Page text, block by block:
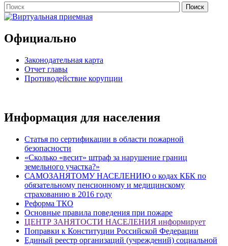
Официально
Законодательная карта
Отчет главы
Противодействие корупции
Информация для населения
Статья по сертификации в области пожарной
безопасности
«Сколько «весит» штраф за нарушение границ
земельного участка?»
САМОЗАНЯТОМУ НАСЕЛЕНИЮ о кодах КБК по
обязательному пенсионному и медицинскому
страхованию в 2016 году
Реформа ТКО
Основные правила поведения при пожаре
ЦЕНТР ЗАНЯТОСТИ НАСЕЛЕНИЯ информирует
Поправки к Конституции Российской Федерации
Единый реестр организаций (учреждений) социальной